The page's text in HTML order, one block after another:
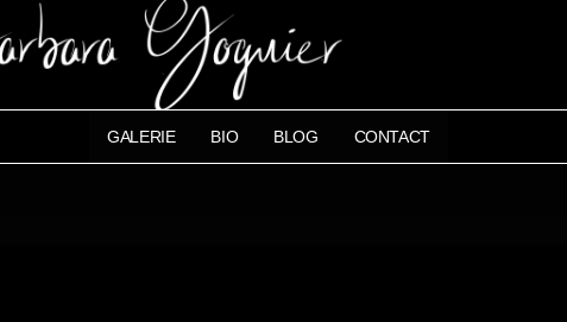
GALERIE BIO BLOG CONTACT